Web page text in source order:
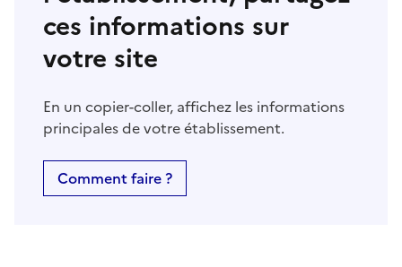
ces informations sur
votre site
En un copier-coller, affichez les informations
principales de votre établissement.
Comment faire ?